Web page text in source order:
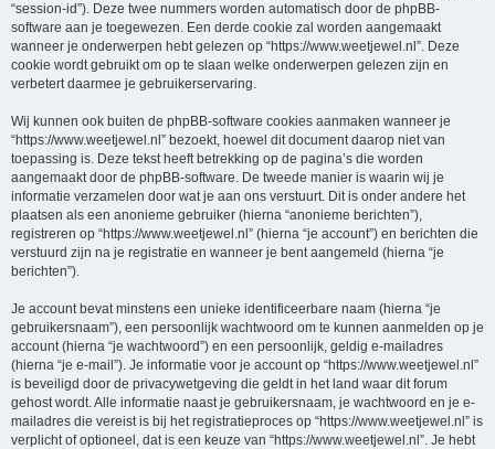
“session-id”). Deze twee nummers worden automatisch door de phpBB-
software aan je toegewezen. Een derde cookie zal worden aangemaakt
wanneer je onderwerpen hebt gelezen op “https://www.weetjewel.nl”. Deze
cookie wordt gebruikt om op te slaan welke onderwerpen gelezen zijn en
verbetert daarmee je gebruikerservaring.
Wij kunnen ook buiten de phpBB-software cookies aanmaken wanneer je
“https://www.weetjewel.nl” bezoekt, hoewel dit document daarop niet van
toepassing is. Deze tekst heeft betrekking op de pagina’s die worden
aangemaakt door de phpBB-software. De tweede manier is waarin wij je
informatie verzamelen door wat je aan ons verstuurt. Dit is onder andere het
plaatsen als een anonieme gebruiker (hierna “anonieme berichten”),
registreren op “https://www.weetjewel.nl” (hierna “je account”) en berichten die
verstuurd zijn na je registratie en wanneer je bent aangemeld (hierna “je
berichten”).
Je account bevat minstens een unieke identificeerbare naam (hierna “je
gebruikersnaam”), een persoonlijk wachtwoord om te kunnen aanmelden op je
account (hierna “je wachtwoord”) en een persoonlijk, geldig e-mailadres
(hierna “je e-mail”). Je informatie voor je account op “https://www.weetjewel.nl”
is beveiligd door de privacywetgeving die geldt in het land waar dit forum
gehost wordt. Alle informatie naast je gebruikersnaam, je wachtwoord en je e-
mailadres die vereist is bij het registratieproces op “https://www.weetjewel.nl” is
verplicht of optioneel, dat is een keuze van “https://www.weetjewel.nl”. Je hebt